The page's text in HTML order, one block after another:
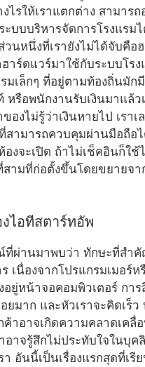
ไรให้เราแตกต่าง สามาร
บบบริหารจัดการโรงแรม
วนหนึ่งที่เรายังไม่ได้จับคือ
าร์ดแวร์มาใช้กับระบบโรง
รมเล็กๆ ที่อยู่ตามท้องถิ่นมัก
หรือพนักงานรับเงินมาแล้ว
ของไม่รู้ว่าเงินหายไป เราเ
สามารถควบคุมผ่านมือถือ
งจะเปิด ถ้าไม่เช็คอินก็ใช้
สามที่ก่อตั้งขึ้นโดยขยายจา
ไอทีสตาร์ทอัพ
ที่ผ่านมาพบว่า ทักษะที่สำ
เนื่องจากโปรแกรมเมอร์ห
ยู่หน้าจอคอมพิวเตอร์ การ
มาก และหัวเราจะคิดเร็ว
ค้าอาจเกิดความคลาดเคลื่
อาจรู้สึกไม่ประทับใจในบุค
า อันนี้เป็นเรื่องแรกสุดที่เรี